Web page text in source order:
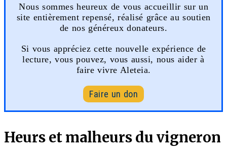
Nous sommes heureux de vous accueillir sur un
site entièrement repensé, réalisé grâce au soutien
de nos généreux donateurs.
Si vous appréciez cette nouvelle expérience de
lecture, vous pouvez, vous aussi, nous aider à
faire vivre Aleteia.
Faire un don
Heurs et malheurs du vigneron